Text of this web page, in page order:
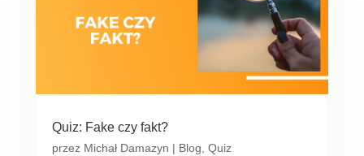
Quiz: Fake czy fakt?
przez Michał Damazyn | Blog, Quiz